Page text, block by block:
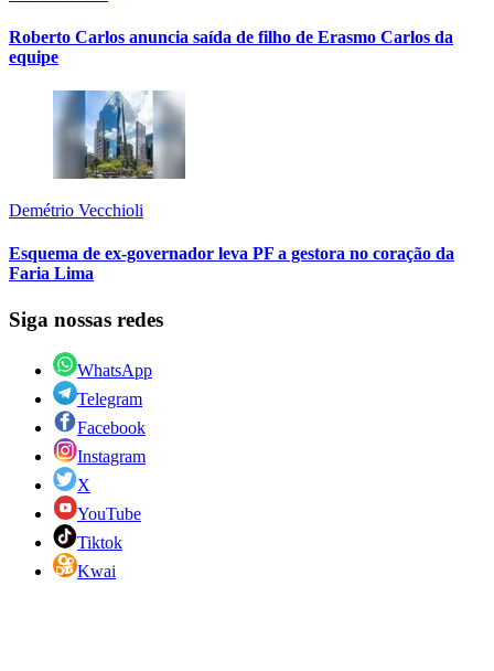
Roberto Carlos anuncia saída de filho de Erasmo Carlos da
equipe
Demétrio Vecchioli
Esquema de ex-governador leva PF a gestora no coração da
Faria Lima
Siga nossas redes
WhatsApp
Telegram
Facebook
Instagram
X
YouTube
Tiktok
Kwai